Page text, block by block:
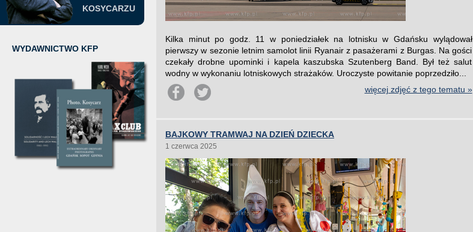
KOSYCARZU
WYDAWNICTWO KFP
Kilka minut po godz. 11 w poniedziałek na lotnisku w Gdańsku wylądował
pierwszy w sezonie letnim samolot linii Ryanair z pasażerami z Burgas. Na gości
czekały drobne upominki i kapela kaszubska Szutenberg Band. Był też salut
wodny w wykonaniu lotniskowych strażaków. Uroczyste powitanie poprzedziło...
więcej zdjęć z tego tematu »
BAJKOWY TRAMWAJ NA DZIEŃ DZIECKA
1 czerwca 2025